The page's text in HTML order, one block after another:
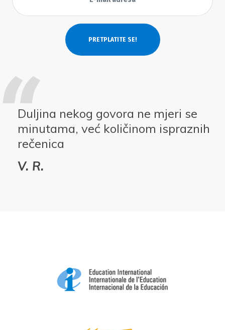
Duljina nekog govora ne mjeri se
minutama, već količinom ispraznih
rečenica
V. R.